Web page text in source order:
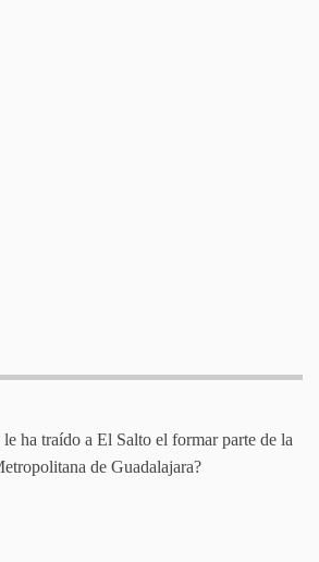
ha traído a El Salto el formar parte de la
de Guadalajara?